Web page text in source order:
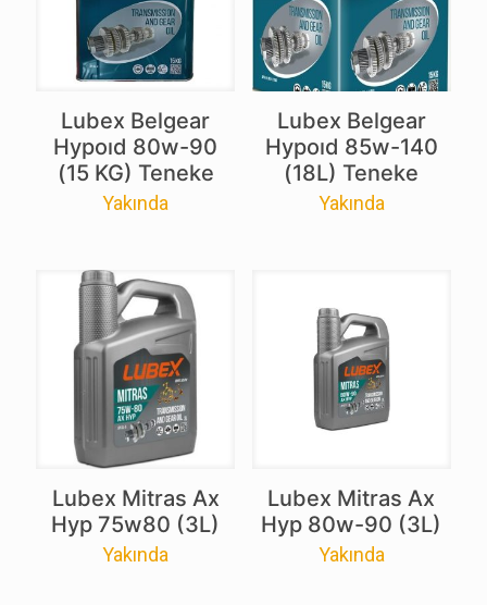
Lubex Belgear
Hypoıd 80w-90
(15 KG) Teneke
Yakında
Lubex Belgear
Hypoıd 85w-140
(18L) Teneke
Yakında
Lubex Mitras Ax
Hyp 75w80 (3L)
Yakında
Lubex Mitras Ax
Hyp 80w-90 (3L)
Yakında